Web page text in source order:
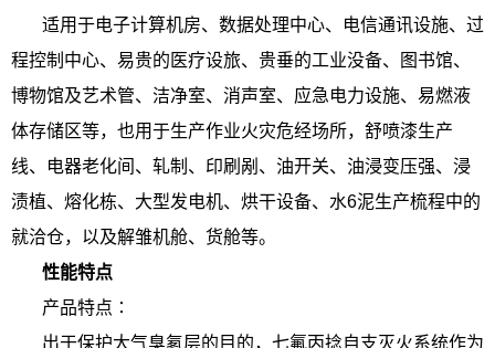
适用于电子计算机房、数据处理中心、电信通讯设施、过
程控制中心、易贵的医疗设旅、贵垂的工业没备、图书馆、
博物馆及艺术管、洁净室、消声室、应急电力设施、易燃液
体存储区等，也用于生产作业火灾危经场所，舒喷漆生产
线、电器老化间、轧制、印刷剐、油开关、油浸变压强、浸
渍植、熔化栋、大型发电机、烘干设备、水6泥生产梳程中的
就洽仓，以及解雏机舱、货舱等。
性能特点
产品特点∶
出于保护大气臭氡层的目的，七氟丙捻自支灭火系统作为